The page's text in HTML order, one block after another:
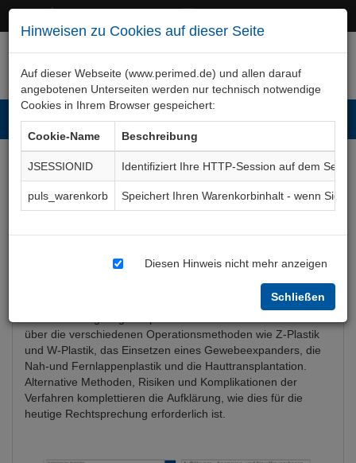
Hinweisen zu Cookies auf dieser Seite
Auf dieser Webseite (www.perimed.de) und allen darauf
angebotenen Unterseiten werden nur technisch notwendige
Cookies in Ihrem Browser gespeichert:
Cookie-Name
Beschreibung
JSESSIONID
Identifiziert Ihre HTTP-Session auf dem Server
puls_warenkorb
Speichert Ihren Warenkorbinhalt - wenn Sie
Diesen Hinweis nicht mehr anzeigen
Schließen
Narbenkorrektur, operativ
über die verschiedenen Operationsmethoden wie Z-Plastik
und W-Plastik, das Einsetzen eines Gewebeexpanders, die
Nah-und Fernlappenplastik und die Hauttransplantation.
Alternative Methoden, Risiken und Komplikationen der
Verfahren komplettieren die Aufklärung, wie dies für die
heutige Rechtsprechung erforderlich ist.